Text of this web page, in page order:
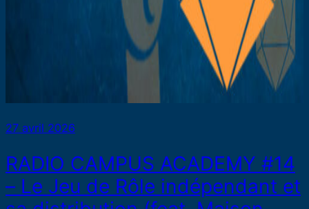
27 avril 2026
RADIO CAMPUS ACADEMY #14
– Le Jeu de Rôle indépendant et